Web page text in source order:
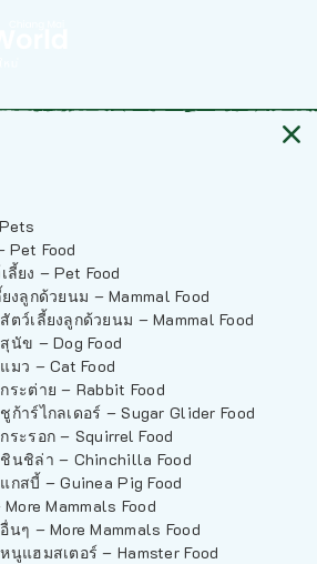
Pet Food
ลี้ยง – Pet Food
งลูกด้วยนม – Mammal Food
ตว์เลี้ยงลูกด้วยนม – Mammal Food
นัข – Dog Food
มว – Cat Food
ระต่าย – Rabbit Food
ก้าร์ไกลเดอร์ – Sugar Glider Food
ระรอก – Squirrel Food
นชิล่า – Chinchilla Food
กสบี้ – Guinea Pig Food
Mammals Food
นๆ – More Mammals Food
นูแฮมสเตอร์ – Hamster Food